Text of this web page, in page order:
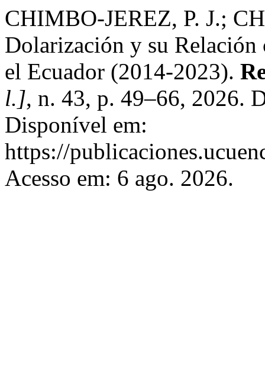
CHIMBO-JEREZ, P. J.;
Dolarización y su Relación
el Ecuador (2014-2023).
l.], n. 43, p. 49–66, 2026.
Disponível em:
https://
Acesso em: 6 ago. 2026.